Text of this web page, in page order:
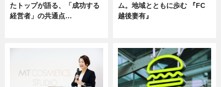
たトップが語る、「成功する
経営者」の共通点…
ム。地域とともに歩む 『FC
越後妻有』